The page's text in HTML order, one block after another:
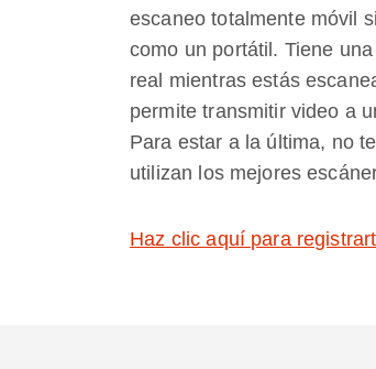
escaneo totalmente móvil
como un portátil. Tiene
real mientras estás
permite transmitir video a
Para estar a la última, no
utilizan los mejores
Haz clic aquí para